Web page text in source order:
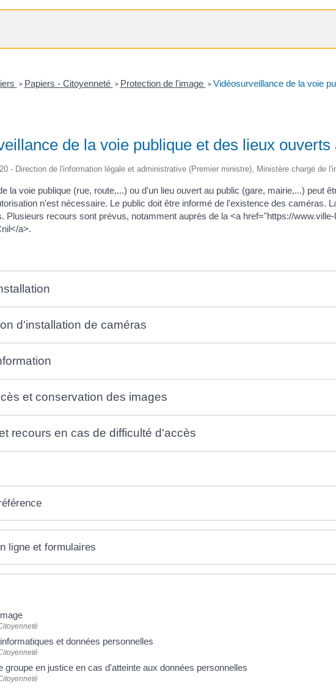
> Papiers - Citoyenneté > Protection de l'image > Vidéosurveillance de la voie
de la voie publique et des lieux ouverts
- Direction de l'information légale et administrative (Premier ministre), Ministère chargé de
la voie publique (rue, route,...) ou d'un lieu ouvert au public (gare, mairie,...) peut
n'est nécessaire. Le public doit être informé de l'existence des caméras.
Plusieurs recours sont prévus, notamment auprès de la <a href="https://
a>.
d'installation de caméras
et conservation des images
recours en cas de difficulté d'accès
ligne et formulaires
et données personnelles
groupe en justice en cas d'atteinte aux données personnelles